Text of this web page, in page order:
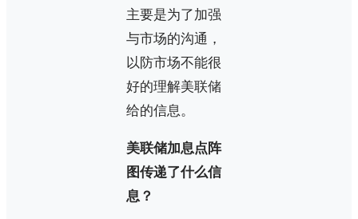
主要是为了加强
与市场的沟通，
以防市场不能很
好的理解美联储
给的信息。
美联储加息点阵
图传递了什么信
息？